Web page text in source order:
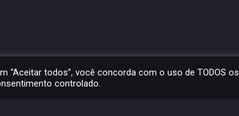
“Aceitar todos”, você concorda com o uso de TODOS os
controlado.